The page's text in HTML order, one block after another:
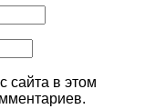
сайта в этом